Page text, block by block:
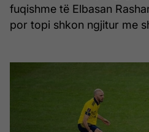
fuqishme të Elbasan
por topi shkon ngjitur me